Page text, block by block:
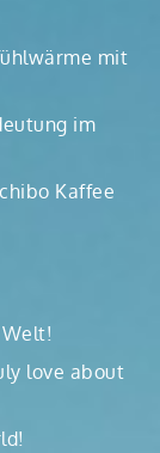
mit
im
Kaffee
love about